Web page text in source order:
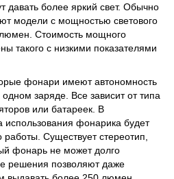
давать более яркий свет. Обычно
модели с мощностью светового
Стоимость мощного
такого с низкими показателями
фонари имеют автономность
заряде. Все зависит от типа
или батареек. В
использования фонарика будет
работы. Существует стереотип,
фонарь не может долго
решения позволяют даже